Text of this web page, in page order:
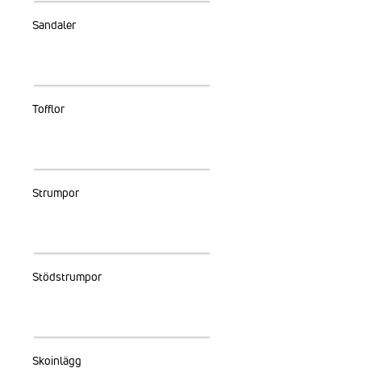
Sandaler
Tofflor
Strumpor
Stödstrumpor
Skoinlägg